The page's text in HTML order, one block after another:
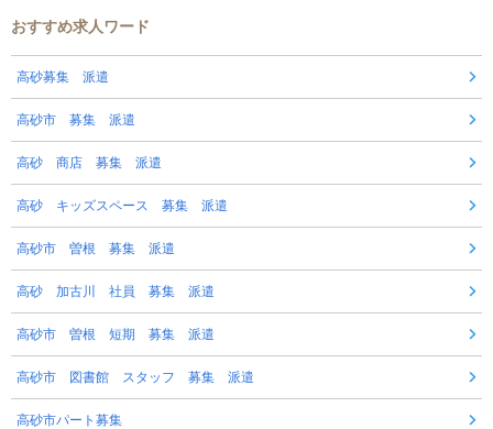
おすすめ求人ワード
高砂募集 派遣
高砂市 募集 派遣
高砂 商店 募集 派遣
高砂 キッズスペース 募集 派遣
高砂市 曽根 募集 派遣
高砂 加古川 社員 募集 派遣
高砂市 曽根 短期 募集 派遣
高砂市 図書館 スタッフ 募集 派遣
高砂市パート募集